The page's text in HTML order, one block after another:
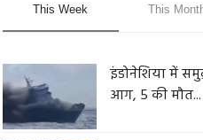
This Week This
इंडोनेशिया में
आग, 5 की मौत...